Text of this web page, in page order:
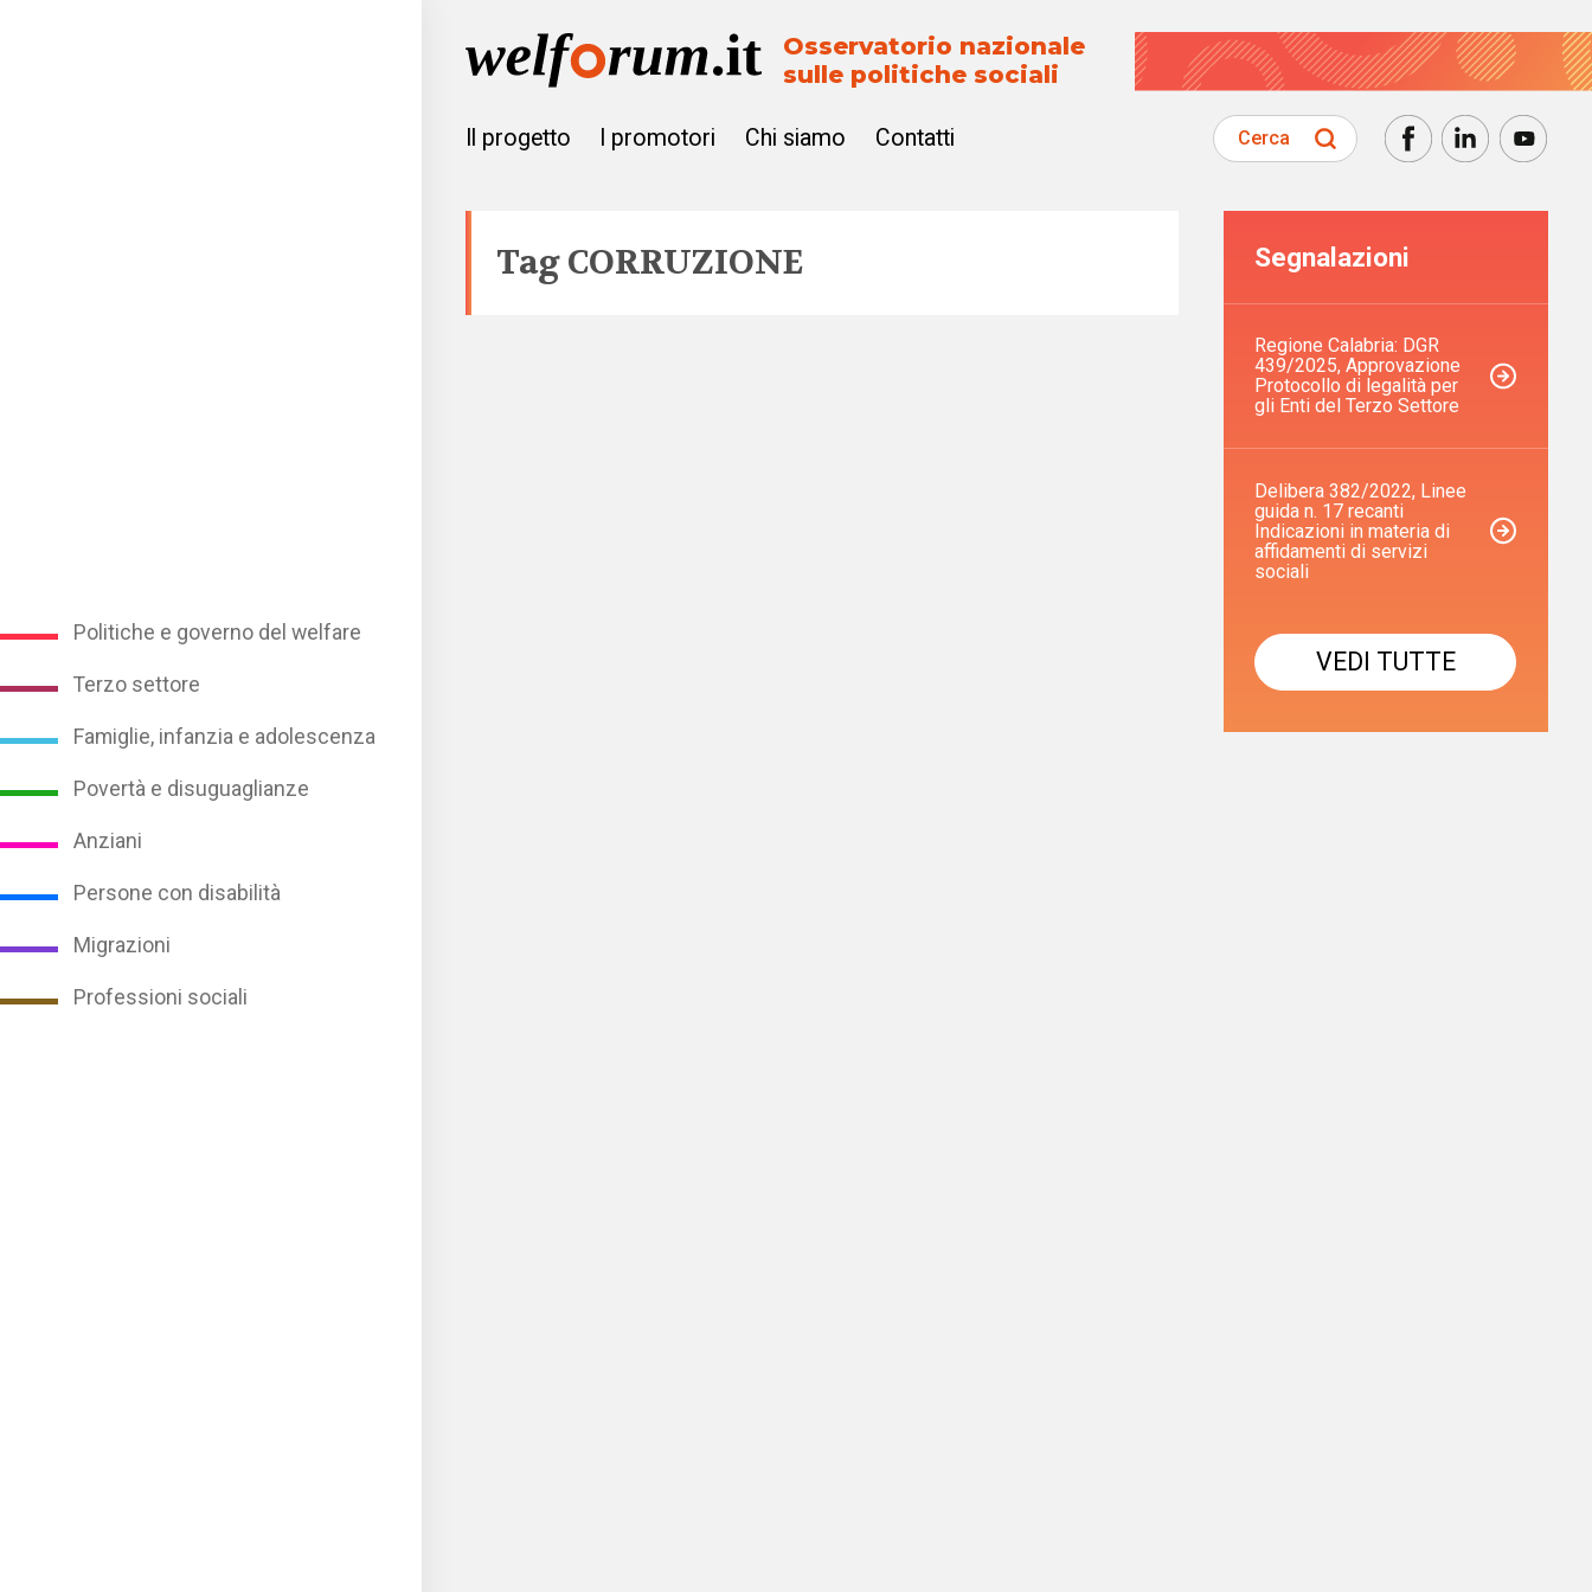
Politiche e governo del welfare
Terzo settore
Famiglie, infanzia e adolescenza
Povertà e disuguaglianze
Anziani
Persone con disabilità
Migrazioni
Professioni sociali
Osservatorio nazionale
sulle politiche sociali
Il progetto I promotori Chi siamo Contatti Cerca
TagCORRUZIONE Segnalazioni
Regione Calabria: DGR
439/2025, Approvazione
Protocollo di legalità per
gli Enti del Terzo Settore
Delibera 382/2022, Linee
guida n. 17 recanti
Indicazioni in materia di
affidamenti di servizi
sociali
VEDI TUTTE